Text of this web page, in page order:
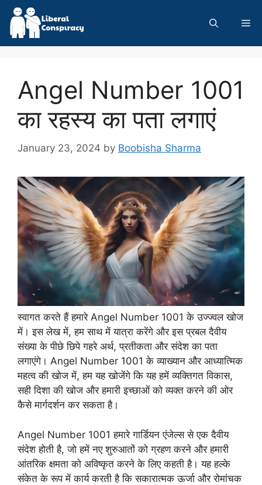
Skip
content
Angel Number 1001
का रहस्य का पता लगाएं
January 23, 2024 by Boobisha Sharma
स्वागत करते हैं हमारे Angel Number 1001 के उज्ज्वल खोज
में। इस लेख में, हम साथ में यात्रा करेंगे और इस प्रबल दैवीय
संख्या के पीछे छिपे गहरे अर्थ, प्रतीकता और संदेश का पता
लगाएंगे। Angel Number 1001 के व्याख्यान और आध्यात्मिक
महत्व की खोज में, हम यह खोजेंगे कि यह हमें व्यक्तिगत विकास,
सही दिशा की खोज और हमारी इच्छाओं को व्यक्त करने की ओर
कैसे मार्गदर्शन कर सकता है।
Angel Number 1001 हमारे गार्डियन एंजेल्स से एक दैवीय
संदेश होती है, जो हमें नए शुरुआतों को ग्रहण करने और हमारी
आंतरिक क्षमता को अविष्कृत करने के लिए कहती है। यह हल्के
संकेत के रूप में कार्य करती है कि सकारात्मक ऊर्जा और रोमांचक